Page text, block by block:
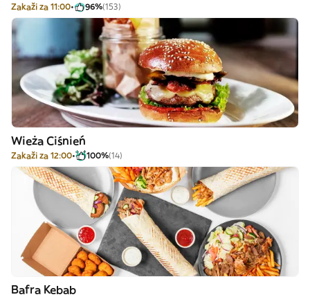
Zakaži za 11:00 96%(153)
Wieża Ciśnień
Zakaži za 12:00 100%(14)
Bafra Kebab